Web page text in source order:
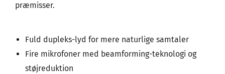
præmisser.
Fuld dupleks-lyd for mere naturlige samtaler
Fire mikrofoner med beamforming-teknologi og
støjreduktion